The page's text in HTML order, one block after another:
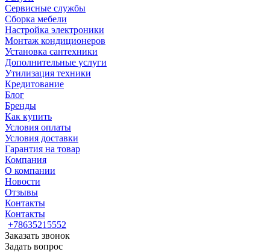
Сервисные службы
Сборка мебели
Настройка электроники
Монтаж кондиционеров
Установка сантехники
Дополнительные услуги
Утилизация техники
Кредитование
Блог
Бренды
Как купить
Условия оплаты
Условия доставки
Гарантия на товар
Компания
О компании
Новости
Отзывы
Контакты
Контакты
+78635215552
Заказать звонок
Задать вопрос